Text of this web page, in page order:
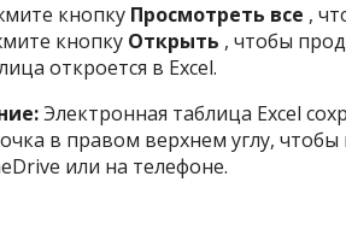
кнопку Просмотреть все ,
кнопку Открыть , чтобы
откроется в Excel.
Электронная таблица Excel
в правом верхнем углу,
или на телефоне.